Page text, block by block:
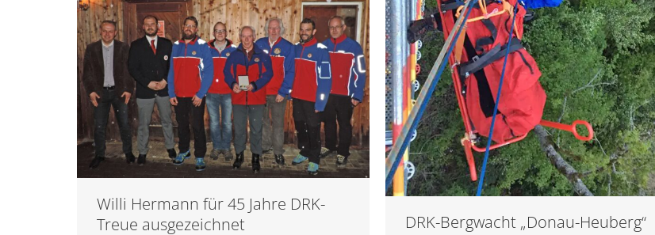
DRK-Bergwacht „Donau-Heuberg“
Willi Hermann für 45 Jahre DRK-
Treue ausgezeichnet